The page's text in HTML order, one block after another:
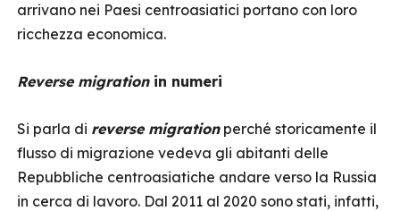
arrivano nei Paesi centroasiatici portano con loro
ricchezza economica.
Reverse migrationin numeri
Si parla di reverse migrationperché storicamente il
flusso di migrazione vedeva gli abitanti delle
Repubbliche centroasiatiche andare verso la Russia
in cerca di lavoro. Dal 2011 al 2020 sono stati, infatti,